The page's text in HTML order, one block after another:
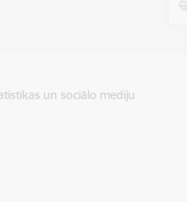
un sociālo mediju